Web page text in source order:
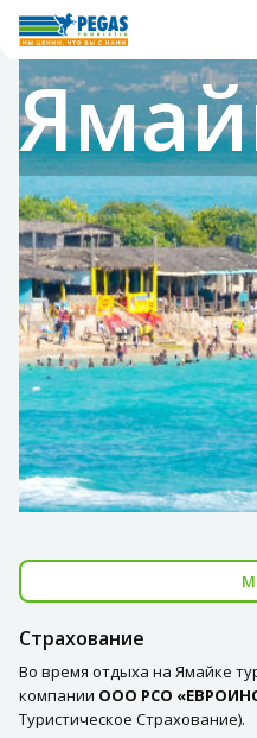
Страхование
Во время отдыха на Ямайке
компании ООО РСО
Туристическое Страхование).